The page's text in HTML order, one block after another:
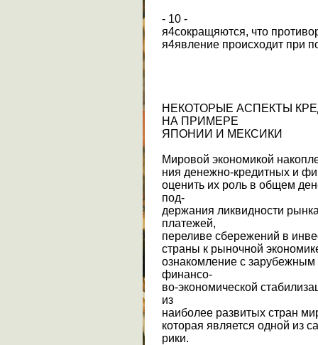
- 10 -
я4сокращяются, что
я4явление происходит при
НЕКОТОРЫЕ АСПЕКТЫ
НА ПРИМЕРЕ
ЯПОНИИ И МЕКСИКИ
Мировой экономикой
ния денежно-кредитных и
оценить их роль в общем
под-
держания ликвидности
платежей,
переливе сбережений в
страны к рыночной
ознакомление с
финансо-
во-экономической
из
наиболее развитых стран
которая является одной из
рики.